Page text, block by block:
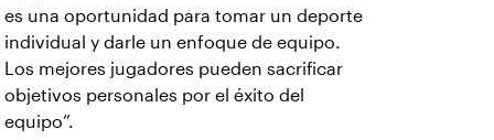
es una oportunidad para tomar un deporte
individual y darle un enfoque de equipo.
Los mejores jugadores pueden sacrificar
objetivos personales por el éxito del
equipo”.